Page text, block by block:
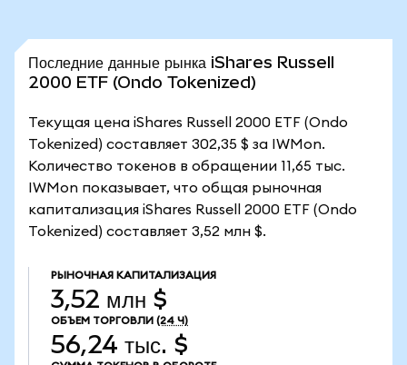
Последние данные рынка iShares Russell
2000 ETF (Ondo Tokenized)
Текущая цена iShares Russell 2000 ETF (Ondo
Tokenized) составляет 302,35 $ за IWMon.
Количество токенов в обращении 11,65 тыс.
IWMon показывает, что общая рыночная
капитализация iShares Russell 2000 ETF (Ondo
Tokenized) составляет 3,52 млн $.
РЫНОЧНАЯ КАПИТАЛИЗАЦИЯ
3,52 млн $
ОБЪЕМ ТОРГОВЛИ (24 Ч)
56,24 тыс. $